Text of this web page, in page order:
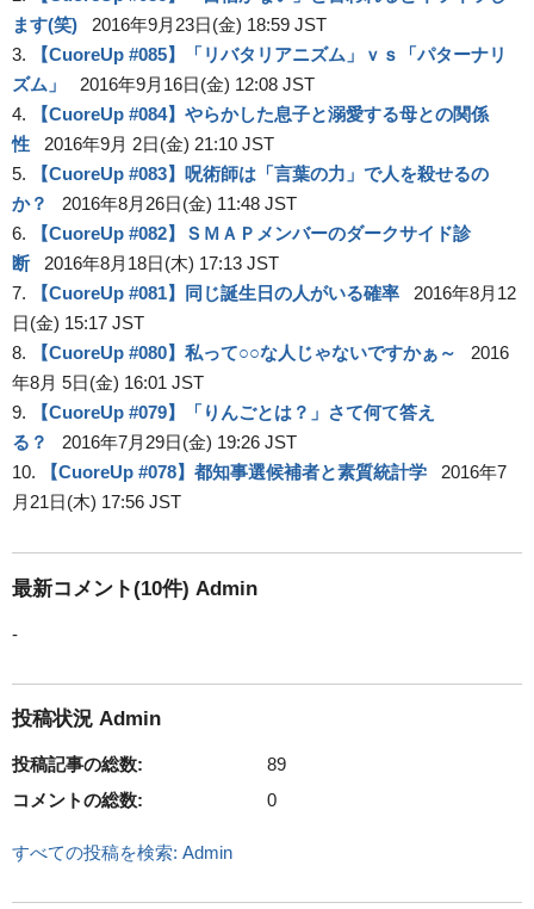
ます(笑)
2016年9月23日(金) 18:59 JST
3.
【CuoreUp #085】「リバタリアニズム」ｖｓ「パターナリ
ズム」
2016年9月16日(金) 12:08 JST
4.
【CuoreUp #084】やらかした息子と溺愛する母との関係
性
2016年9月 2日(金) 21:10 JST
5.
【CuoreUp #083】呪術師は「言葉の力」で人を殺せるの
か？
2016年8月26日(金) 11:48 JST
6.
【CuoreUp #082】ＳＭＡＰメンバーのダークサイド診
断
2016年8月18日(木) 17:13 JST
7.
【CuoreUp #081】同じ誕生日の人がいる確率
2016年8月12
日(金) 15:17 JST
8.
【CuoreUp #080】私って○○な人じゃないですかぁ～
2016
年8月 5日(金) 16:01 JST
9.
【CuoreUp #079】「りんごとは？」さて何て答え
る？
2016年7月29日(金) 19:26 JST
10.
【CuoreUp #078】都知事選候補者と素質統計学
2016年7
月21日(木) 17:56 JST
最新コメント(10件) Admin
-
投稿状況 Admin
投稿記事の総数:
89
コメントの総数:
0
すべての投稿を検索: Admin